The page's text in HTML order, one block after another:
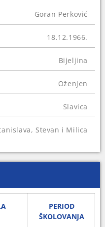
Nakon toga se
gdje i sada radi.
bilja.
Goran Perković
18.12.1966.
Bijeljina
Oženjen
Slavica
Stevan i Milica
PERIOD
ŠKOLOVANJA